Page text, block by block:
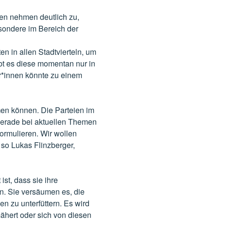
nehmen deutlich zu,
im Bereich der
in allen Stadtvierteln, um
es diese momentan nur in
könnte zu einem
können. Die Parteien im
bei aktuellen Themen
Wir wollen
Lukas Flinzberger,
dass sie ihre
Sie versäumen es, die
zu unterfüttern. Es wird
oder sich von diesen